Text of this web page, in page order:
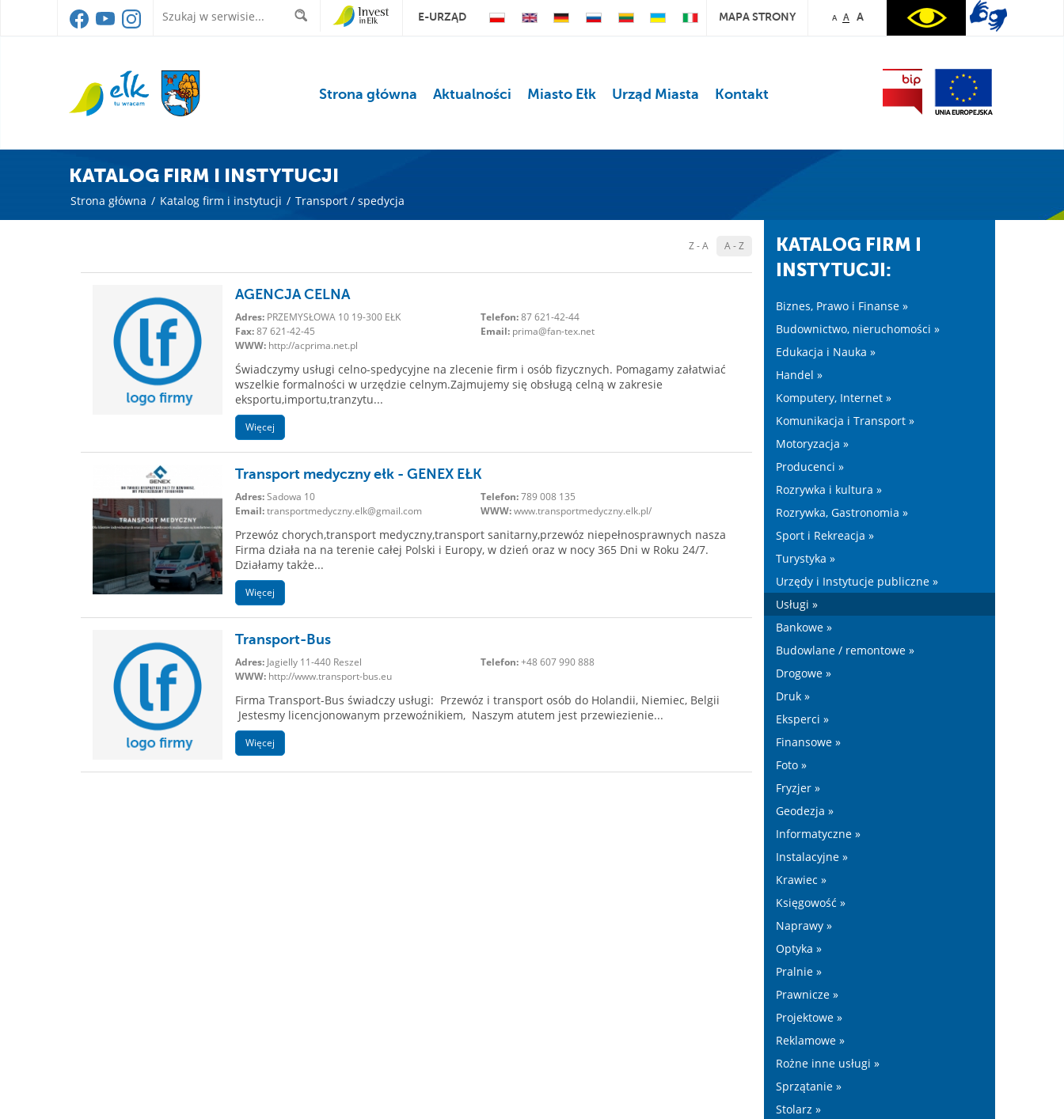
E-URZĄD MAPA STRONY A A A
Strona główna Aktualności Miasto Ełk Urząd Miasta Kontakt
KATALOG FIRM I INSTYTUCJI
Strona główna / Katalog firm i instytucji / Transport / spedycja
A - Z
Z - A
AGENCJA CELNA
Adres:PRZEMYSŁOWA 10 19-300 EŁK Telefon:87 621-42-44
Fax:87 621-42-45 Email: prima@fan-tex.net
WWW: http://acprima.net.pl
Świadczymy usługi celno-spedycyjne na zlecenie firm i osób fizycznych. Pomagamy załatwiać
wszelkie formalności w urzędzie celnym.Zajmujemy się obsługą celną w zakresie
eksportu,importu,tranzytu...
Więcej
Transport medyczny ełk - GENEX EŁK
Adres:Sadowa 10 Telefon:789 008 135
Email:transportmedyczny.elk@gmail.com WWW: www.transportmedyczny.elk.pl/
Przewóz chorych,transport medyczny,transport sanitarny,przewóz niepełnosprawnych nasza
Firma działa na na terenie całej Polski i Europy, w dzień oraz w nocy 365 Dni w Roku 24/7.
Działamy także...
Więcej
Transport-Bus
Adres:Jagielly 11-440 Reszel Telefon:+48 607 990 888
WWW: http://www.transport-bus.eu
Firma Transport-Bus świadczy usługi: Przewóz i transport osób do Holandii, Niemiec, Belgii
Jestesmy licencjonowanym przewoźnikiem, Naszym atutem jest przewiezienie...
Więcej
KATALOG FIRM I
INSTYTUCJI:
Biznes, Prawo i Finanse »
Budownictwo, nieruchomości »
Edukacja i Nauka »
Handel »
Komputery, Internet »
Komunikacja i Transport »
Motoryzacja »
Producenci »
Rozrywka i kultura »
Rozrywka, Gastronomia »
Sport i Rekreacja »
Turystyka »
Urzędy i Instytucje publiczne »
Usługi »
Bankowe »
Budowlane / remontowe »
Drogowe »
Druk »
Eksperci »
Finansowe »
Foto »
Fryzjer »
Geodezja »
Informatyczne »
Instalacyjne »
Krawiec »
Księgowość »
Naprawy »
Optyka »
Pralnie »
Prawnicze »
Projektowe »
Reklamowe »
Rożne inne usługi »
Sprzątanie »
Stolarz »